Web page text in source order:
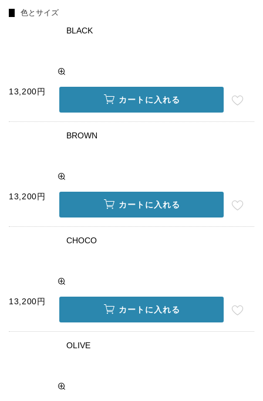
色とサイズ
BLACK
13,200円
カートに入れる
BROWN
13,200円
カートに入れる
CHOCO
13,200円
カートに入れる
OLIVE